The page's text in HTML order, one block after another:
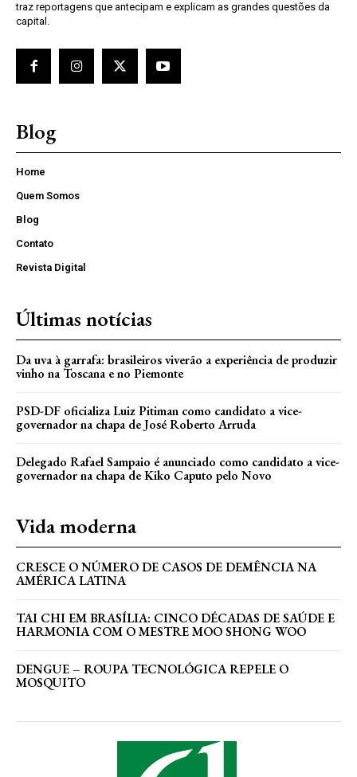
traz reportagens que antecipam e explicam as grandes questões da
capital.
Blog
Home
Quem Somos
Blog
Contato
Revista Digital
Últimas notícias
Da uva à garrafa: brasileiros viverão a experiência de produzir
vinho na Toscana e no Piemonte
PSD-DF oficializa Luiz Pitiman como candidato a vice-
governador na chapa de José Roberto Arruda
Delegado Rafael Sampaio é anunciado como candidato a vice-
governador na chapa de Kiko Caputo pelo Novo
Vida moderna
CRESCE O NÚMERO DE CASOS DE DEMÊNCIA NA
AMÉRICA LATINA
TAI CHI EM BRASÍLIA: CINCO DÉCADAS DE SAÚDE E
HARMONIA COM O MESTRE MOO SHONG WOO
DENGUE – ROUPA TECNOLÓGICA REPELE O
MOSQUITO